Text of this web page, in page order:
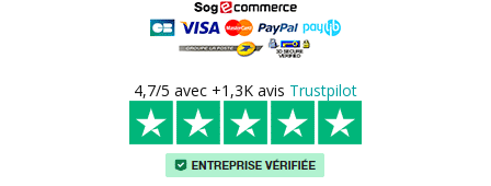
4,7/5 avec +1,3K avis Trustpilot